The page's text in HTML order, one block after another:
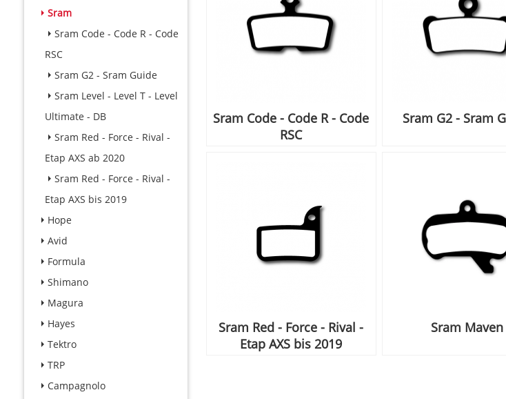
Sram
Sram Code - Code R - Code
RSC
Sram G2 - Sram Guide
Sram Level - Level T - Level
Ultimate - DB
Sram Red - Force - Rival -
Etap AXS ab 2020
Sram Red - Force - Rival -
Etap AXS bis 2019
Hope
Avid
Formula
Shimano
Magura
Hayes
Tektro
TRP
Campagnolo
Sram Code - Code R - Code
RSC
Sram G2 - Sram
Sram Red - Force - Rival -
Etap AXS bis 2019
Sram Maven